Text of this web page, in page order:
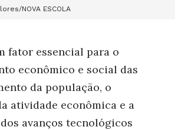
NOVA ESCOLA
fator essencial para o
econômico e social das
da população, o
atividade econômica e a
avanços tecnológicos